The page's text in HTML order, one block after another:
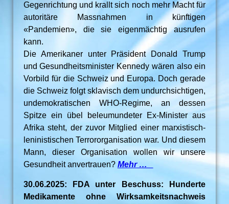
Gegenrichtung und krallt sich noch mehr Macht für
autoritäre Massnahmen in künftigen
«Pandemien», die sie eigenmächtig ausrufen
kann.
Die Amerikaner unter Präsident Donald Trump
und Gesundheitsminister Kennedy wären also ein
Vorbild für die Schweiz und Europa. Doch gerade
die Schweiz folgt sklavisch dem undurchsichtigen,
undemokratischen WHO-Regime, an dessen
Spitze ein übel beleumundeter Ex-Minister aus
Afrika steht, der zuvor Mitglied einer marxistisch-
leninistischen Terrororganisation war. Und diesem
Mann, dieser Organisation wollen wir unsere
Gesundheit anvertrauen? Mehr …
30.06.2025: FDA unter Beschuss: Hunderte
Medikamente ohne Wirksamkeitsnachweis